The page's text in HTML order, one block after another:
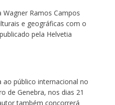
Ramos Campos
e geográficas com o
pela Helvetia
ao público internacional no
de Genebra, nos dias 21
também concorrerá